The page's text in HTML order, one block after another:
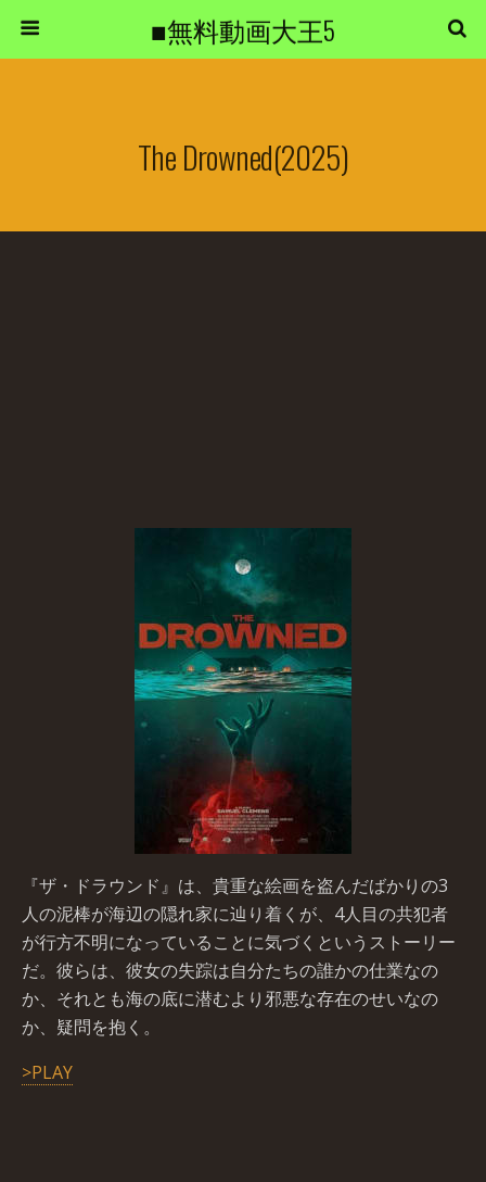
■無料動画大王5
The Drowned(2025)
『ザ・ドラウンド』は、貴重な絵画を盗んだばかりの3
人の泥棒が海辺の隠れ家に辿り着くが、4人目の共犯者
が行方不明になっていることに気づくというストーリー
だ。彼らは、彼女の失踪は自分たちの誰かの仕業なの
か、それとも海の底に潜むより邪悪な存在のせいなの
か、疑問を抱く。
>PLAY